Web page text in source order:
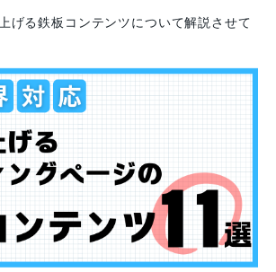
げる鉄板コンテンツについて解説させて